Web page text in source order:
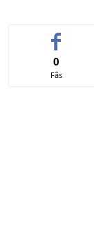
0
Fãs